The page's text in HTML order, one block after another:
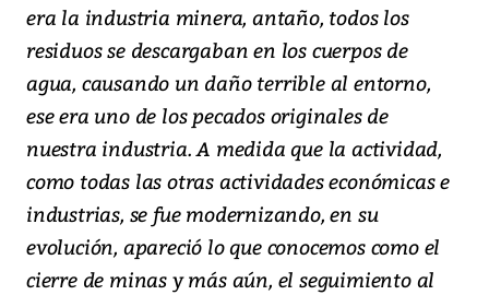
era la industria minera, antaño, todos los
residuos se descargaban en los cuerpos de
agua, causando un daño terrible al entorno,
ese era uno de los pecados originales de
nuestra industria. A medida que la actividad,
como todas las otras actividades económicas e
industrias, se fue modernizando, en su
evolución, apareció lo que conocemos como el
cierre de minas y más aún, el seguimiento al